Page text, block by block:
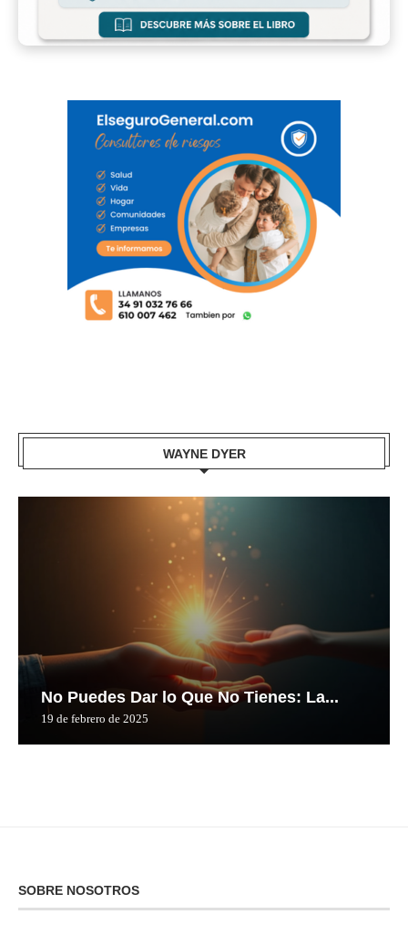
WAYNE DYER
No Puedes Dar lo Que No Tienes: La...
19 de febrero de 2025
SOBRE NOSOTROS